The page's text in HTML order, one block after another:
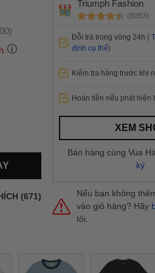
cầu
báo
tại
(671)
Triumph Fashion
(6053)
Đỗi trả trong vòng 24h (
định cụ thể)
Kiểm tra hàng trước khi
Hoàn tiền nếu phát hiện
XEM
Bán hàng cùng Vua
ký
Nếu bạn không
vào giỏ hàng? Hãy
tôi.